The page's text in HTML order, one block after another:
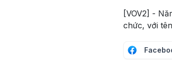
[VOV2] -
chức, với